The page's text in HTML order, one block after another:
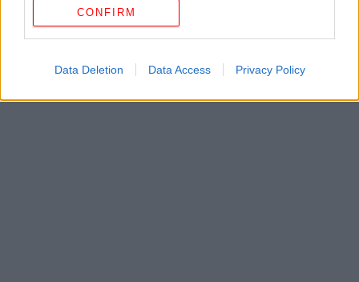
CONFIRM
Data Deletion Data Access Privacy Policy